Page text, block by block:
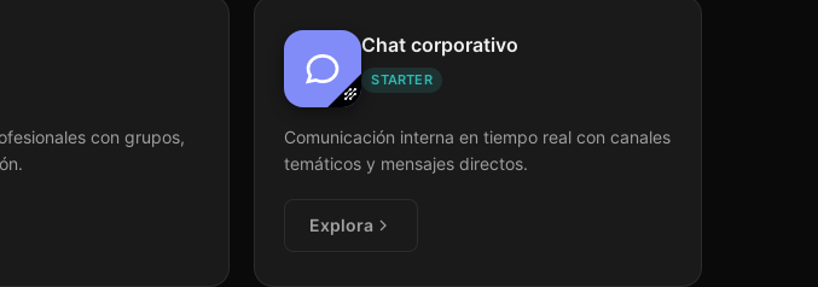
con grupos,
Chat corporativo
STARTER
Comunicación interna en tiempo real con canales
temáticos y mensajes directos.
Explora